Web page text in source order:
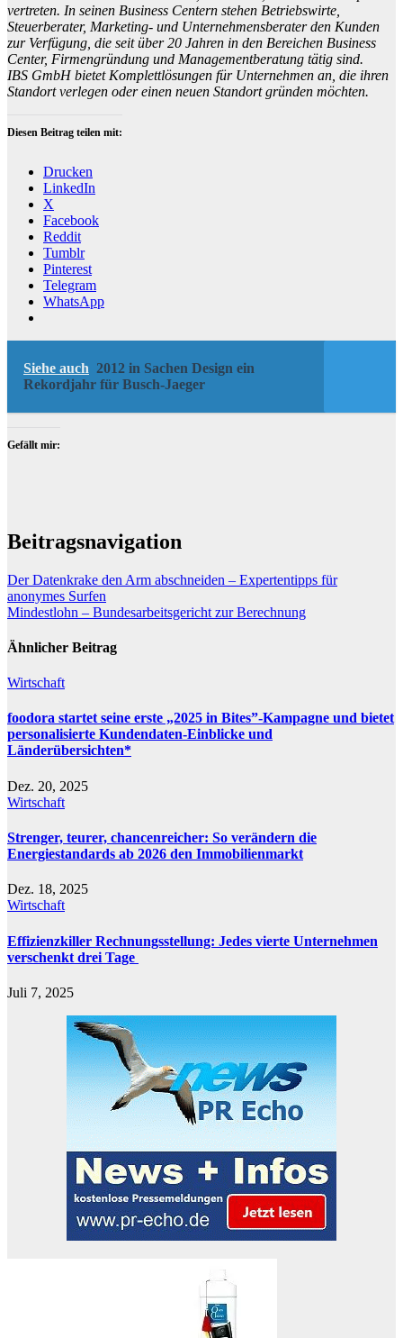
vertreten. In seinen Business Centern stehen Betriebswirte,
Steuerberater, Marketing- und Unternehmensberater den Kunden
zur Verfügung, die seit über 20 Jahren in den Bereichen Business
Center, Firmengründung und Managementberatung tätig sind.
IBS GmbH bietet Komplettlösungen für Unternehmen an, die ihren
Standort verlegen oder einen neuen Standort gründen möchten.
Diesen Beitrag teilen mit:
Drucken
LinkedIn
X
Facebook
Reddit
Tumblr
Pinterest
Telegram
WhatsApp
Siehe auch 2012 in Sachen Design ein
Rekordjahr für Busch-Jaeger
Gefällt mir:
Beitragsnavigation
Der Datenkrake den Arm abschneiden – Expertentipps für
anonymes Surfen
Mindestlohn – Bundesarbeitsgericht zur Berechnung
Ähnlicher Beitrag
Wirtschaft
foodora startet seine erste „2025 in Bites”-Kampagne und bietet
personalisierte Kundendaten-Einblicke und
Länderübersichten*
Dez. 20, 2025
Wirtschaft
Strenger, teurer, chancenreicher: So verändern die
Energiestandards ab 2026 den Immobilienmarkt
Dez. 18, 2025
Wirtschaft
Effizienzkiller Rechnungsstellung: Jedes vierte Unternehmen
verschenkt drei Tage
Juli 7, 2025